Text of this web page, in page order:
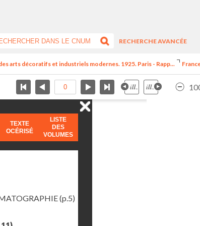
RECHERCHE AVANCÉE
arts décoratifs et industriels modernes. 1925. Paris - Rapp...
TEXTE
OCÉRISÉ
LISTE
DES
VOLUMES
(p.5)